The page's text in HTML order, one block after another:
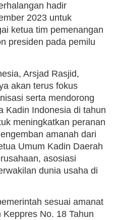
hadir
2023 untuk
ketua tim pemenangan
presiden pada pemilu
Arsjad Rasjid,
akan terus fokus
serta mendorong
Kadin Indonesia di tahun
meningkatkan peranan
amanah dari
Umum Kadin Daerah
asosiasi
dunia usaha di
sesuai amanat
No. 18 Tahun